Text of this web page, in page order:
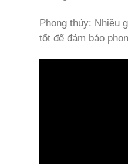
Phong thủy: Nhiều
tốt để đảm bảo